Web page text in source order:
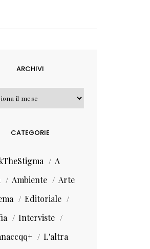
ARCHIVI
CATEGORIE
A
Ambiente
Arte
Editoriale
Interviste
L'altra